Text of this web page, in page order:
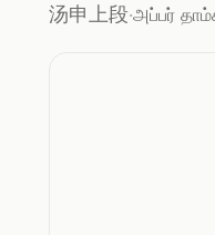
汤申上段·அப்பர்